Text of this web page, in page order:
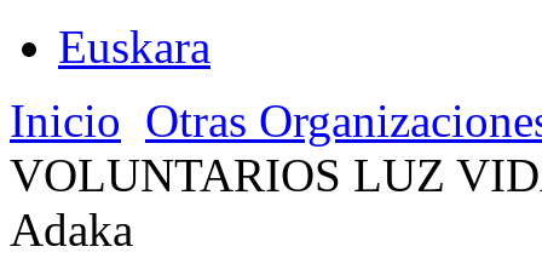
Euskara
Inicio Otras
VOLUNTARIOS LUZ
Adaka